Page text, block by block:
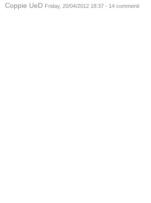
Coppie UeD Friday, 20/04/2012 18:37 - 14 commenti